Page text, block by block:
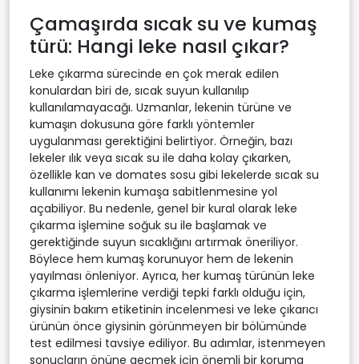
Çamaşırda sıcak su ve kumaş
türü: Hangi leke nasıl çıkar?
Leke çıkarma sürecinde en çok merak edilen
konulardan biri de, sıcak suyun kullanılıp
kullanılamayacağı. Uzmanlar, lekenin türüne ve
kumaşın dokusuna göre farklı yöntemler
uygulanması gerektiğini belirtiyor. Örneğin, bazı
lekeler ılık veya sıcak su ile daha kolay çıkarken,
özellikle kan ve domates sosu gibi lekelerde sıcak su
kullanımı lekenin kumaşa sabitlenmesine yol
açabiliyor. Bu nedenle, genel bir kural olarak leke
çıkarma işlemine soğuk su ile başlamak ve
gerektiğinde suyun sıcaklığını artırmak öneriliyor.
Böylece hem kumaş korunuyor hem de lekenin
yayılması önleniyor. Ayrıca, her kumaş türünün leke
çıkarma işlemlerine verdiği tepki farklı olduğu için,
giysinin bakım etiketinin incelenmesi ve leke çıkarıcı
ürünün önce giysinin görünmeyen bir bölümünde
test edilmesi tavsiye ediliyor. Bu adımlar, istenmeyen
sonuçların önüne geçmek için önemli bir koruma